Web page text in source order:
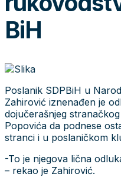
BiH
Poslanik SDPBiH u
Zahirović iznenađen je
dojučerašnjeg
Popovića da podnese
stranci i u poslaničkom
-To je njegova lična
– rekao je Zahirović.